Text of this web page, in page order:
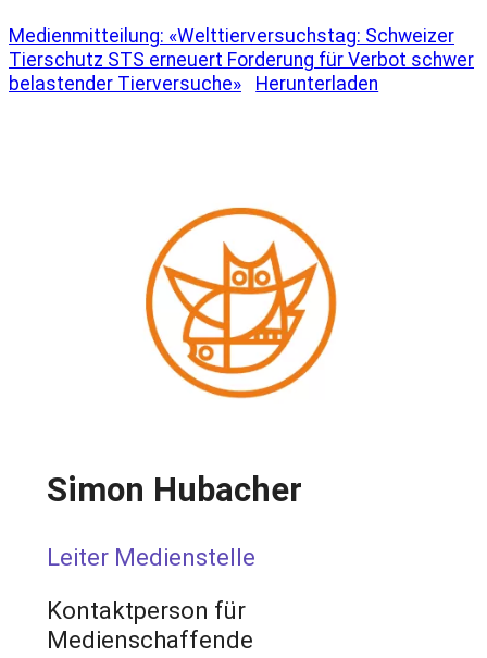
Medienmitteilung: «Welttierversuchstag: Schweizer
Tierschutz STS erneuert Forderung für Verbot schwer
belastender Tierversuche»
Herunterladen
Simon Hubacher
Leiter Medienstelle
Kontaktperson für
Medienschaffende